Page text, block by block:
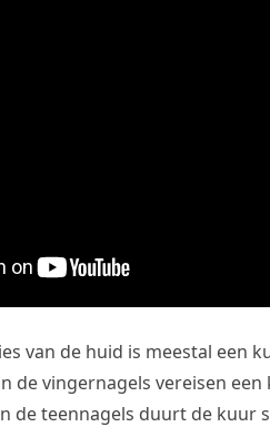
van de huid is meestal een
de vingernagels vereisen
de teennagels duurt de kuur